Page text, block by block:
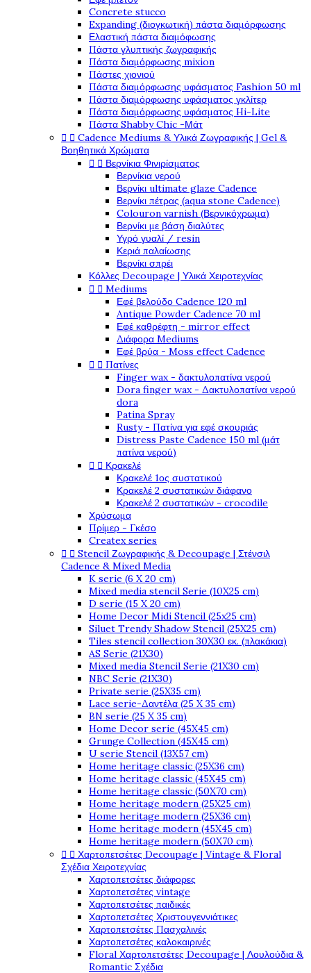
Concrete stucco
Expanding (διογκωτική) πάστα διαμόρφωσης
Ελαστική πάστα διαμόφωσης
Πάστα γλυπτικής ζωγραφικής
Πάστα διαμόρφωσης mixion
Πάστες χιονιού
Πάστα διαμόρφωσης υφάσματος Fashion 50 ml
Πάστα διαμόρφωσης υφάσματος γκλίτερ
Πάστα διαμόρφωσης υφάσματος Hi-Lite
Πάστα Shabby Chic -Μάτ
  Cadence Mediums & Υλικά Ζωγραφικής | Gel &
Βοηθητικά Χρώματα
  Βερνίκια Φινιρίσματος
Βερνίκια νερού
Βερνίκι ultimate glaze Cadence
Βερνίκι πέτρας (aqua stone Cadence)
Colouron varnish (Βερνικόχρωμα)
Βερνίκι με βάση διαλύτες
Υγρό γυαλί / resin
Κεριά παλαίωσης
Βερνίκι σπρέι
Κόλλες Decoupage | Υλικά Χειροτεχνίας
  Mediums
Εφέ βελούδο Cadence 120 ml
Antique Powder Cadence 70 ml
Εφέ καθρέφτη - mirror effect
Διάφορα Mediums
Εφέ βρύα - Moss effect Cadence
  Πατίνες
Finger wax - δακτυλοπατίνα νερού
Dora finger wax - Δακτυλοπατίνα νερού
dora
Patina Spray
Rusty - Πατίνα για εφέ σκουριάς
Distress Paste Cadence 150 ml (μάτ
πατίνα νερού)
  Κρακελέ
Κρακελέ 1ος συστατικού
Κρακελέ 2 συστατικών διάφανο
Κρακελέ 2 συστατικών - crocodile
Χρύσωμα
Πρίμερ - Γκέσο
Createx series
  Stencil Ζωγραφικής & Decoupage | Στένσιλ
Cadence & Mixed Media
K serie (6 X 20 cm)
Mixed media stencil Serie (10X25 cm)
D serie (15 X 20 cm)
Home Decor Midi Stencil (25x25 cm)
Siluet Trendy Shadow Stencil (25X25 cm)
Tiles stencil collection 30X30 εκ. (πλακάκια)
AS Serie (21X30)
Mixed media Stencil Serie (21X30 cm)
NBC Serie (21X30)
Private serie (25X35 cm)
Lace serie-Δαντέλα (25 X 35 cm)
BN serie (25 X 35 cm)
Home Decor serie (45X45 cm)
Grunge Collection (45X45 cm)
U serie Stencil (13X57 cm)
Home heritage classic (25X36 cm)
Home heritage classic (45X45 cm)
Home heritage classic (50X70 cm)
Home heritage modern (25X25 cm)
Home heritage modern (25X36 cm)
Home heritage modern (45X45 cm)
Home heritage modern (50X70 cm)
  Χαρτοπετσέτες Decoupage | Vintage & Floral
Σχέδια Χειροτεχνίας
Χαρτοπετσέτες διάφορες
Χαρτοπετσέτες vintage
Χαρτοπετσέτες παιδικές
Χαρτοπετσέτες Χριστουγεννιάτικες
Χαρτοπετσέτες Πασχαλινές
Χαρτοπετσέτες καλοκαιρινές
Floral Χαρτοπετσέτες Decoupage | Λουλούδια &
Romantic Σχέδια